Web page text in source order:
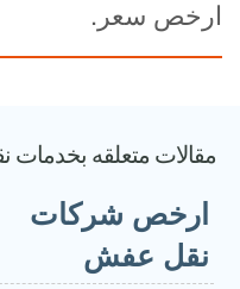
ارخص سعر.
مقالات متعلقه بخدمات
ارخص شركات
نقل عفش